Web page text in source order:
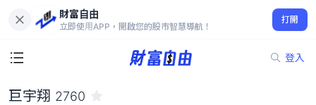
財富自由
立即使用APP，開啟您的股市智慧導航！
打開
登入
10.85
0.00%
巨宇翔 2760